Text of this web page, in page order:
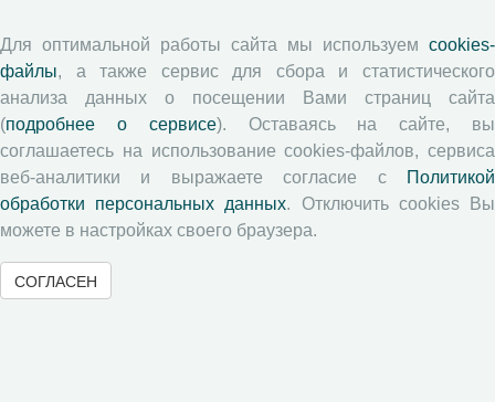
Экономические и социальные перемены
Проблемы развития территории
Вопросы территориального развития
Социальное пространство
Юный экономист
АгроЗооТехника
Для оптимальной работы сайта мы используем cookies-
файлы, а также сервис для сбора и статистического
анализа данных о посещении Вами страниц сайта
(подробнее о сервисе). Оставаясь на сайте, вы
соглашаетесь на использование cookies-файлов, сервиса
веб-аналитики и выражаете согласие с
Политикой
обработки персональных данных. Отключить cookies Вы
можете в настройках своего браузера.
СОГЛАСЕН